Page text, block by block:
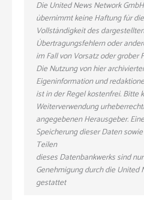
Die United News Network GmbH
übernimmt keine Haftung für
Vollständigkeit des
Übertragungsfehlern oder
im Fall von Vorsatz oder grober
Die Nutzung von hier
Eigeninformation und
ist in der Regel kostenfrei. Bitte
Weiterverwendung
angegebenen Herausgeber.
Speicherung dieser Daten
Teilen
dieses Datenbankwerks sind
Genehmigung durch die United
gestattet